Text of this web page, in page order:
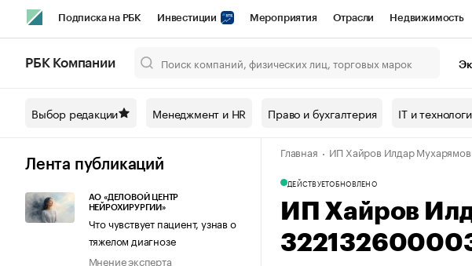
Подписка на РБК Инвестиции Мероприятия Отрасли Недвижимость
Спецпроекты СПб Конференции СПб Спецпроекты Проверка контрагентов
Технологии и медиа Рынок наличной валюты
РБК Компании
Выбор редакции Менеджмент и HR Право и бухгалтерия IT и
Лента публикаций
АО «ДЕЛОВОЙ ЦЕНТР
НЕЙРОХИРУРГИИ»
Что чувствует пациент, узнав о
тяжелом диагнозе
Мнение эксперта
Главная ИП Хайров Илдар
ДЕЙСТВУЕТОБНОВЛЕНО
ИП Хайров